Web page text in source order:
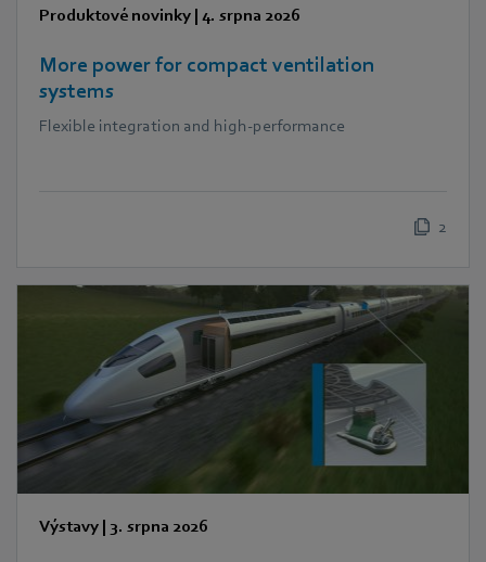
Produktové novinky | 4. srpna 2026
More power for compact ventilation
systems
Flexible integration and high-performance
2
Výstavy | 3. srpna 2026